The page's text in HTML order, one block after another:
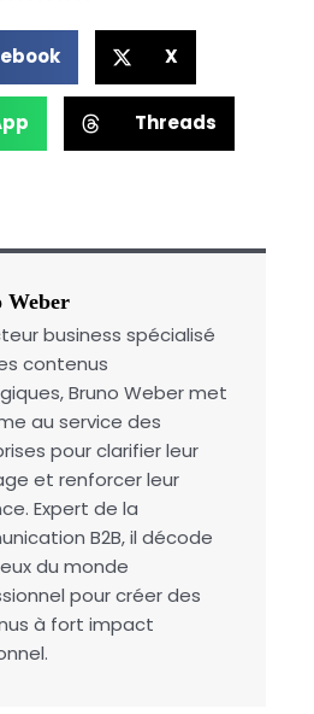
X
Threads
Weber
business spécialisé
contenus
Bruno Weber met
au service des
pour clarifier leur
et renforcer leur
Expert de la
B2B, il décode
du monde
pour créer des
à fort impact